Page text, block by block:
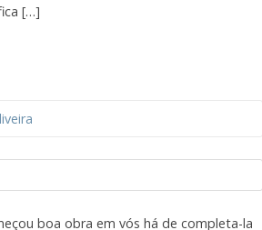
[…]
boa obra em vós há de completa-la